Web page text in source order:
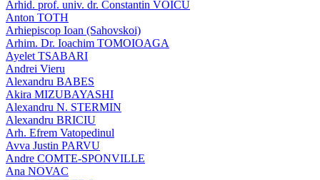
Arhid. prof. univ. dr. Constantin VOICU
Anton TOTH
Arhiepiscop Ioan (Sahovskoi)
Arhim. Dr. Ioachim TOMOIOAGA
Ayelet TSABARI
Andrei Vieru
Alexandru BABES
Akira MIZUBAYASHI
Alexandru N. STERMIN
Alexandru BRICIU
Arh. Efrem Vatopedinul
Avva Justin PARVU
Andre COMTE-SPONVILLE
Ana NOVAC